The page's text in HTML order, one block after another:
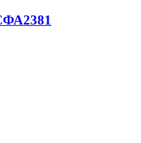
2381